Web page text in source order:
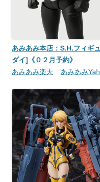
あみあみ本店：S.H.フィギ
ダイ]《０２月予約》
あみあみ楽天
あみあみ